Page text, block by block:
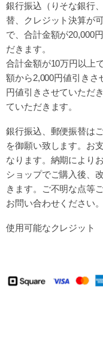
銀行振込（りそな銀行
替、クレジット決算が可
で、合計金額が20,000
だきます。
合計金額が10万円以上
額から2,000円値引きさ
円値引きさせていただき
ていただきます。
銀行振込、郵便振替は
を御願い致します。お
なります。 納期により
ショップでご購入後、
きます。ご不明な点等
お問い合わせ
使用可能なクレジット